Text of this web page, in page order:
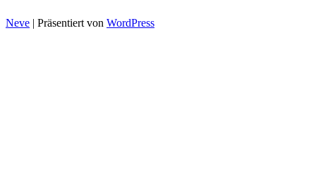
Neve | Präsentiert von WordPress